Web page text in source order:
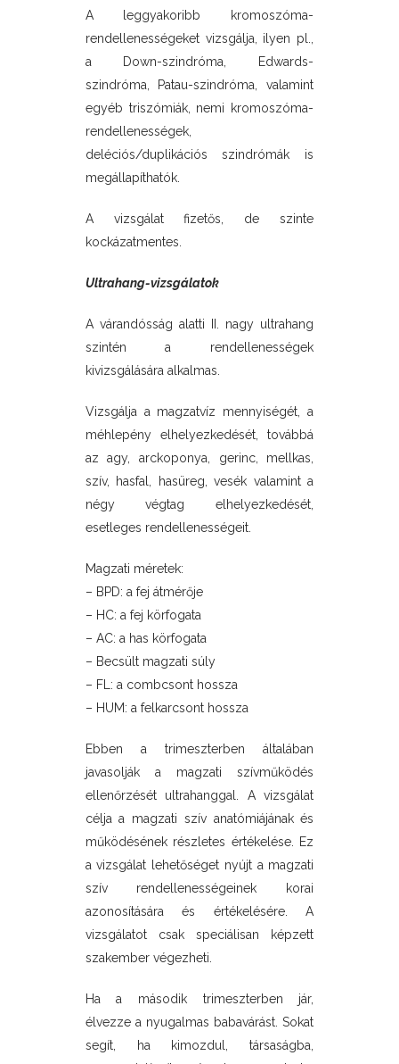
A leggyakoribb kromoszóma-
rendellenességeket vizsgálja, ilyen pl.,
a Down-szindróma, Edwards-
szindróma, Patau-szindróma, valamint
egyéb triszómiák, nemi kromoszóma-
rendellenességek,
deléciós/duplikációs szindrómák is
megállapíthatók.
A vizsgálat fizetős, de szinte
kockázatmentes.
Ultrahang-vizsgálatok
A várandósság alatti II. nagy ultrahang
szintén a rendellenességek
kivizsgálására alkalmas.
Vizsgálja a magzatvíz mennyiségét, a
méhlepény elhelyezkedését, továbbá
az agy, arckoponya, gerinc, mellkas,
szív, hasfal, hasüreg, vesék valamint a
négy végtag elhelyezkedését,
esetleges rendellenességeit.
Magzati méretek:
– BPD: a fej átmérője
– HC: a fej körfogata
– AC: a has körfogata
– Becsült magzati súly
– FL: a combcsont hossza
– HUM: a felkarcsont hossza
Ebben a trimeszterben általában
javasolják a magzati szívműködés
ellenőrzését ultrahanggal. A vizsgálat
célja a magzati szív anatómiájának és
működésének részletes értékelése. Ez
a vizsgálat lehetőséget nyújt a magzati
szív rendellenességeinek korai
azonosítására és értékelésére. A
vizsgálatot csak speciálisan képzett
szakember végezheti.
Ha a második trimeszterben jár,
élvezze a nyugalmas babavárást. Sokat
segít, ha kimozdul, társaságba,